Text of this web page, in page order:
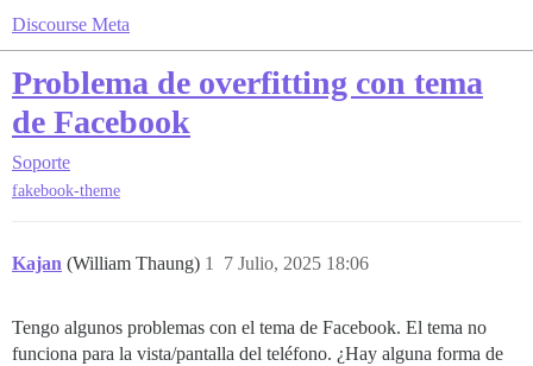
Discourse Meta
Problema de overfitting con tema
de Facebook
Soporte
fakebook-theme
Kajan (William Thaung) 7 Julio, 2025 18:06
1
Tengo algunos problemas con el tema de Facebook. El tema no
funciona para la vista/pantalla del teléfono. ¿Hay alguna forma de